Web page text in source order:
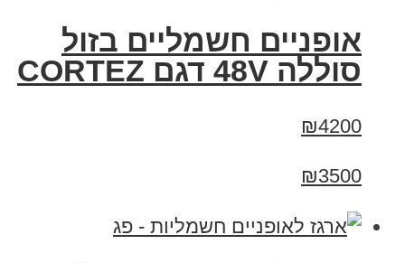
אופניים חשמליים בזול
סוללה 48V דגם CORTEZ
₪4200
₪3500